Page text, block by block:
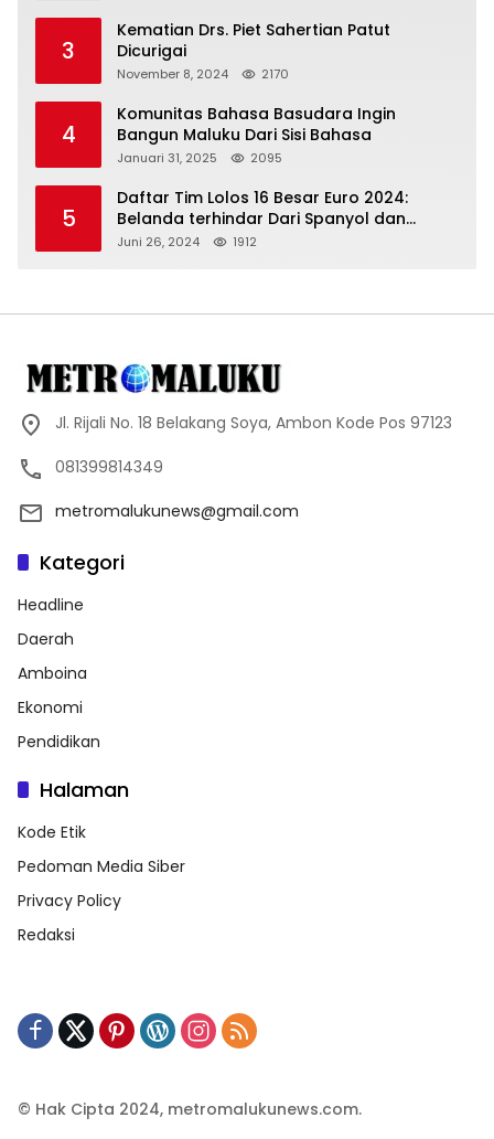
3
Kematian Drs. Piet Sahertian Patut
Dicurigai
November 8, 2024 2170
4
Komunitas Bahasa Basudara Ingin
Bangun Maluku Dari Sisi Bahasa
Januari 31, 2025 2095
5
Daftar Tim Lolos 16 Besar Euro 2024:
Belanda terhindar Dari Spanyol dan
Ingriss, Prancis Bertemu Belgia
Juni 26, 2024 1912
Jl. Rijali No. 18 Belakang Soya, Ambon Kode Pos 97123
081399814349
metromalukunews@gmail.com
Kategori
Headline
Daerah
Amboina
Ekonomi
Pendidikan
Halaman
Kode Etik
Pedoman Media Siber
Privacy Policy
Redaksi
© Hak Cipta 2024, metromalukunews.com.